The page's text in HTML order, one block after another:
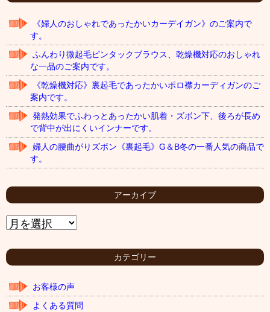
《婦人のおしゃれであったかいカーデイガン》のご案内で
す。
ふんわり微起毛ピンタックブラウス、乾燥機対応のおしゃれ
な一品のご案内です。
《乾燥機対応》裏起毛であったかいポロ襟カーディガンのご
案内です。
発熱効果でふわっとあったかい肌着・ズボン下、後ろが長め
で背中が出にくいインナーです。
婦人の腰曲がりズボン《裏起毛》G＆B冬の一番人気の商品で
す。
アーカイブ
ア
ー
イ
カテゴリー
お客様の声
よくある質問